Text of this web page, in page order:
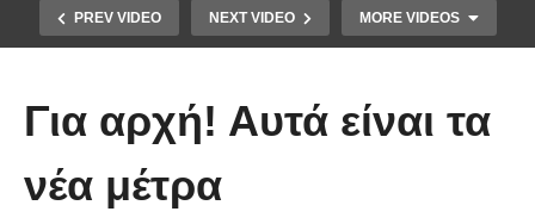
PREV VIDEO NEXT VIDEO MORE VIDEOS
Για αρχή! Αυτά είναι τα
νέα μέτρα